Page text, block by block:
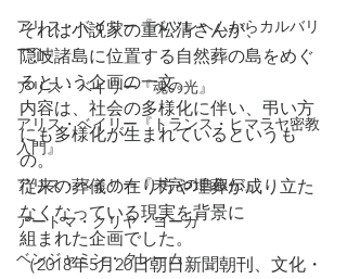
アリス・ベイリー『ベツレヘムからカルバリ
ーへ』
アリス・ベイリー『魂の光』
アリス・ベイリー『トランス・ヒマラヤ密教
入門』
アリス・ベイリー『未完の自叙伝』
アートマ・クリヤ・ヨーガ
ベンジャミン・クレーム
それは小説家の重松清さんが、
隠岐諸島に位置する自然葬の島をめぐ
るという企画の一文。
内容は、社会の多様化に伴い、弔い方
にも多様化が生まれているというも
の。
従来の葬儀の在り方や埋葬が成り立た
なくなっている現実を背景に
組まれた企画でした。
（2018年5月20日朝日新聞朝刊、文化・